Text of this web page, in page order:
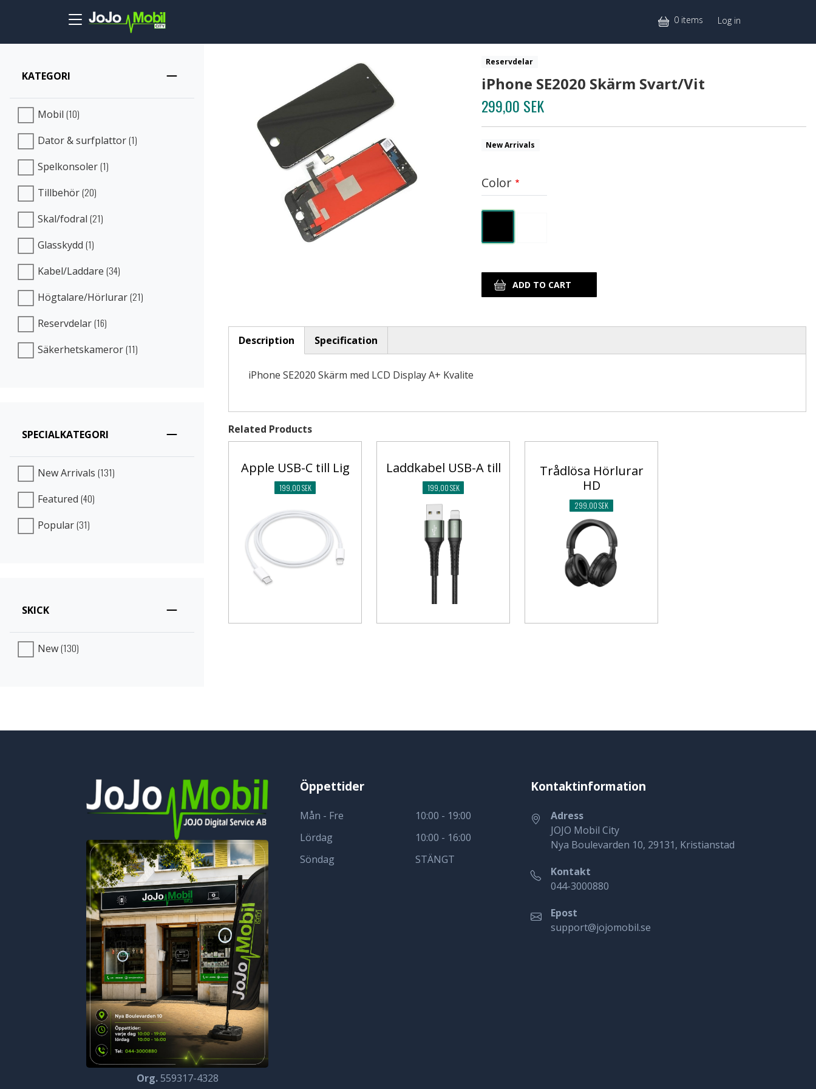
0 items Mitt konto
Log in
Reservdelar
iPhone SE2020 Skärm Svart/Vit
299,00 SEK
New Arrivals
Color
Description
Specification
iPhone SE2020 Skärm med LCD Display A+ Kvalite
Related Products
Apple USB-C till Lig
199,00 SEK
Laddkabel USB-A till
199,00 SEK
Trådlösa Hörlurar
HD
299,00 SEK
KATEGORI
Mobil (10)
Dator & surfplattor(1)
Spelkonsoler(1)
Tillbehör(20)
Skal/fodral (21)
Glasskydd (1)
Kabel/Laddare (34)
Högtalare/Hörlurar(21)
Reservdelar(16)
Säkerhetskameror(11)
SPECIALKATEGORI
New Arrivals (131)
Featured (40)
Popular(31)
SKICK
New(130)
Org.559317-4328
Öppettider
Mån - Fre
Lördag
Söndag
10:00 - 19:00
10:00 - 16:00
STÄNGT
Kontaktinformation
Adress
JOJO Mobil City
Nya Boulevarden 10, 29131, Kristianstad
Kontakt
044-3000880
Epost
support@jojomobil.se